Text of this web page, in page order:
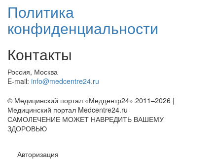
Политика
конфиденциальности
Контакты
Россия, Москва
E-mail: info@medcentre24.ru
© Медицинский портал «Медцентр24» 2011–2026 |
Медицинский портал Medcentre24.ru
САМОЛЕЧЕНИЕ МОЖЕТ НАВРЕДИТЬ ВАШЕМУ
ЗДОРОВЬЮ
Авторизация